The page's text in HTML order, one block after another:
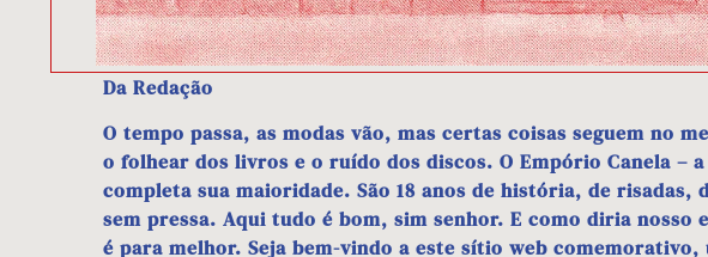
Da Redação
O tempo passa, as modas vão, mas certas coisas seguem no
o folhear dos livros e o ruído dos discos. O Empório Canela –
completa sua maioridade. São 18 anos de história, de risadas,
sem pressa. Aqui tudo é bom, sim senhor. E como diria nosso
é para melhor. Seja bem-vindo a este sítio web